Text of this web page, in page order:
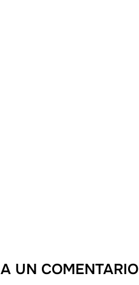
UN COMENTARIO